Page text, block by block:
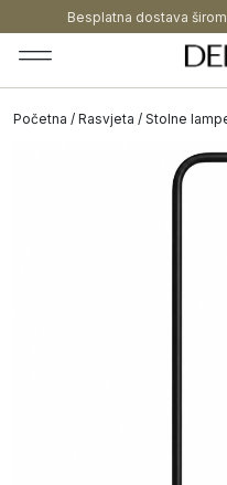
Besplatna dostava
Početna / Rasvjeta / Stolne